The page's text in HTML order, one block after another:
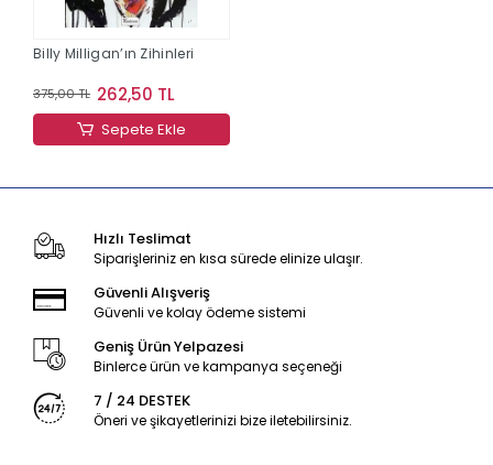
Billy Milligan’ın Zihinleri
375,00 TL 262,50 TL
Sepete Ekle
Hızlı Teslimat
Siparişleriniz en kısa sürede elinize ulaşır.
Güvenli Alışveriş
Güvenli ve kolay ödeme sistemi
Geniş Ürün Yelpazesi
Binlerce ürün ve kampanya seçeneği
7 / 24 DESTEK
Öneri ve şikayetlerinizi bize iletebilirsiniz.